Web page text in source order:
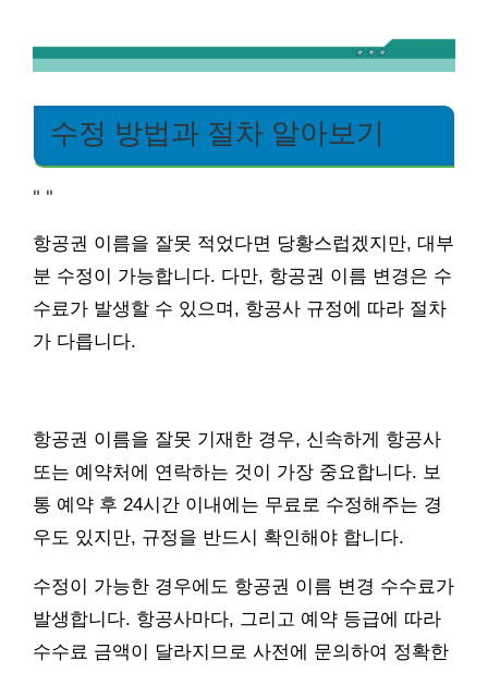
수정 방법과 절차 알아보기
" "
항공권 이름을 잘못 적었다면 당황스럽겠지만, 대부
분 수정이 가능합니다. 다만, 항공권 이름 변경은 수
수료가 발생할 수 있으며, 항공사 규정에 따라 절차
가 다릅니다.
항공권 이름을 잘못 기재한 경우, 신속하게 항공사
또는 예약처에 연락하는 것이 가장 중요합니다. 보
통 예약 후 24시간 이내에는 무료로 수정해주는 경
우도 있지만, 규정을 반드시 확인해야 합니다.
수정이 가능한 경우에도 항공권 이름 변경 수수료가
발생합니다. 항공사마다, 그리고 예약 등급에 따라
수수료 금액이 달라지므로 사전에 문의하여 정확한